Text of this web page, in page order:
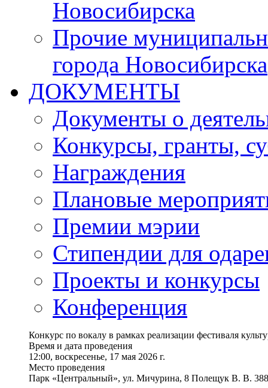
Новосибирска
Прочие
города Новосибирска
ДОКУМЕНТЫ
Документы о
Конкурсы, гранты,
Награждения
Плановые
Премии мэрии
Стипендии для
Проекты и конкурсы
Конференция
Конкурс по вокалу в рамках реализации фестиваля
Время и дата проведения
12:00, воскресенье, 17 мая 2026 г.
Место проведения
Парк «Центральный», ул. Мичурина, 8 Полещук В. В.